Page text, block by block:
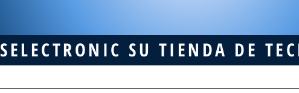
SELECTRONIC SU TIENDA DE